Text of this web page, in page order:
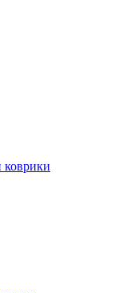
коврики